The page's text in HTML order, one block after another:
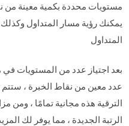
مستويات محددة بكمية معينة من
المتداول
بعد اجتياز عدد من المستويات
عدد معين من نقاط الخبرة ، ستتم
الترقية هذه مجانية تمامًا ، ومن
الرتبة الجديدة ، مما يوفر لك